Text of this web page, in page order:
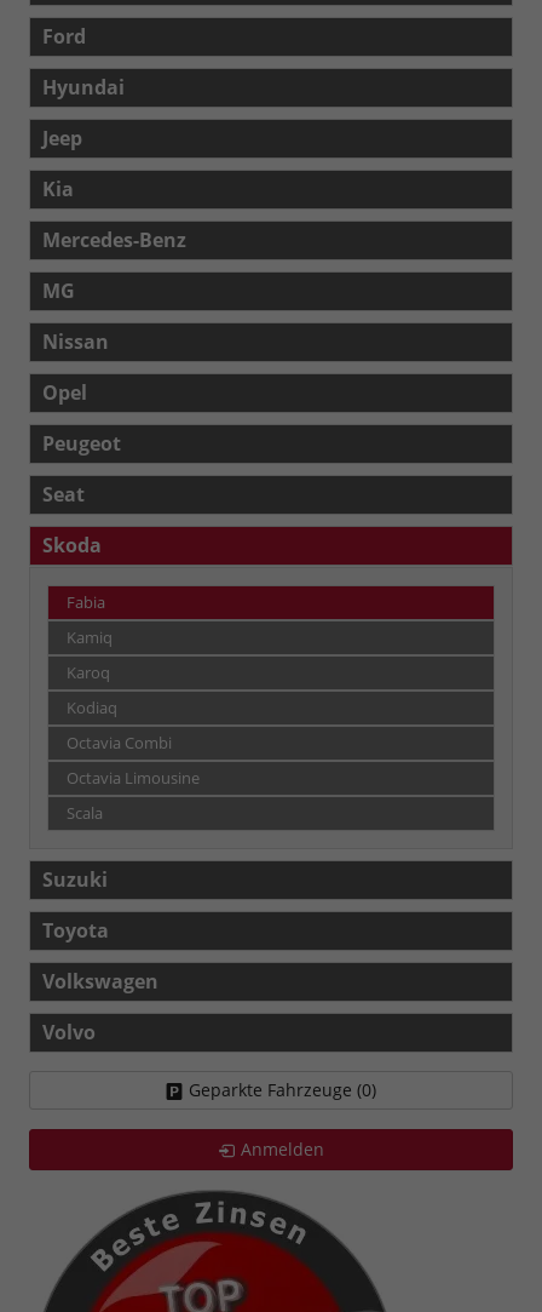
Ford
Hyundai
Jeep
Kia
Mercedes-Benz
MG
Nissan
Opel
Peugeot
Seat
Skoda
Fabia
Kamiq
Karoq
Kodiaq
Octavia Combi
Octavia Limousine
Scala
Suzuki
Toyota
Volkswagen
Volvo
Geparkte Fahrzeuge (0)
Anmelden